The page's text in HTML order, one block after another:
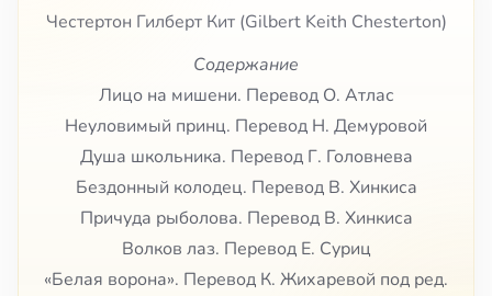
Честертон Гилберт Кит (Gilbert Keith Chesterton)
Содержание
Лицо на мишени. Перевод О. Атлас
Неуловимый принц. Перевод Н. Демуровой
Душа школьника. Перевод Г. Головнева
Бездонный колодец. Перевод В. Хинкиса
Причуда рыболова. Перевод В. Хинкиса
Волков лаз. Перевод Е. Суриц
«Белая ворона». Перевод К. Жихаревой под ред.